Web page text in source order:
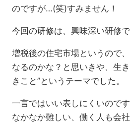
のですが…(笑)すみません！
今回の研修は、興味深い研修で
増税後の住宅市場というので
なるのかな？と思いきや、生
きこと”というテーマでした。
一言ではいい表しにくいので
なかなか難しい、働く人も会